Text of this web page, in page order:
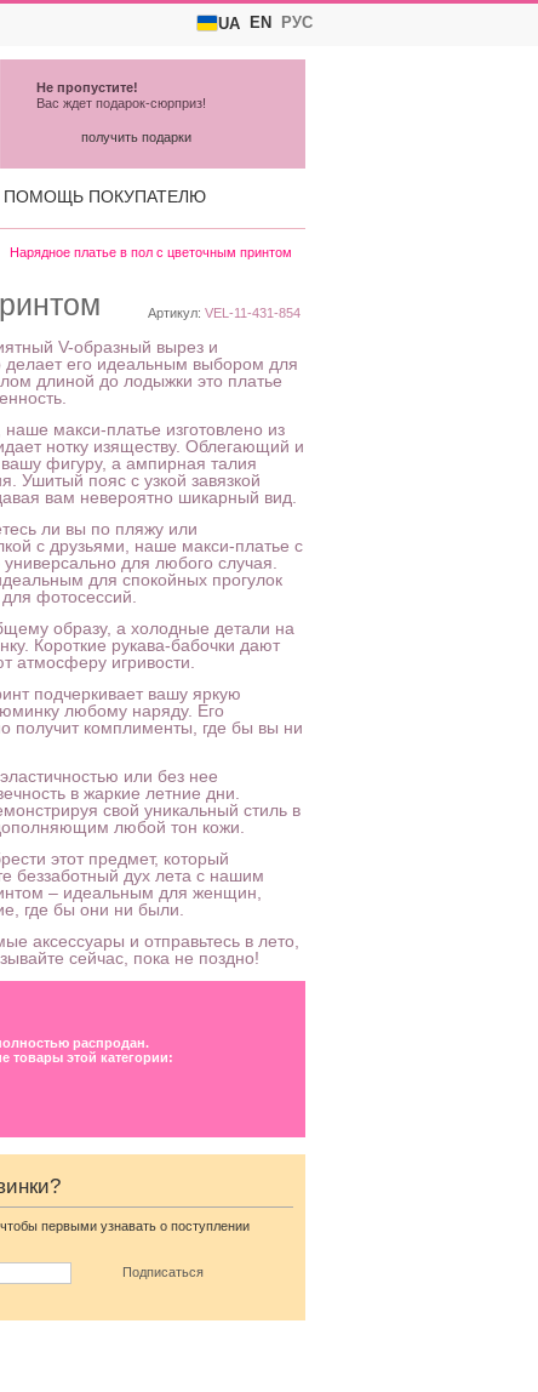
UA EN РУС
Артикул: VEL-11-431-854
V-образный вырез и
делает его идеальным выбором для
длиной до лодыжки это платье
макси-платье изготовлено из
нотку изяществу. Облегающий и
фигуру, а ампирная талия
Ушитый пояс с узкой завязкой
вам невероятно шикарный вид.
ли вы по пляжу или
с друзьями, наше макси-платье с
для любого случая.
для спокойных прогулок
фотосессий.
образу, а холодные детали на
Короткие рукава-бабочки дают
атмосферу игривости.
подчеркивает вашу яркую
любому наряду. Его
получит комплименты, где бы вы ни
или без нее
в жаркие летние дни.
свой уникальный стиль в
любой тон кожи.
этот предмет, который
беззаботный дух лета с нашим
– идеальным для женщин,
где бы они ни были.
аксессуары и отправьтесь в лето,
сейчас, пока не поздно!
распродан.
товары этой категории:
первыми узнавать о поступлении
Длинное свадебное белое
плечами
Нарядное платье в пол с цветочным принтом
ПОМОЩЬ ПОКУПАТЕЛЮ
Не пропустите!
Вас ждет подарок-сюрприз!
получить подарки